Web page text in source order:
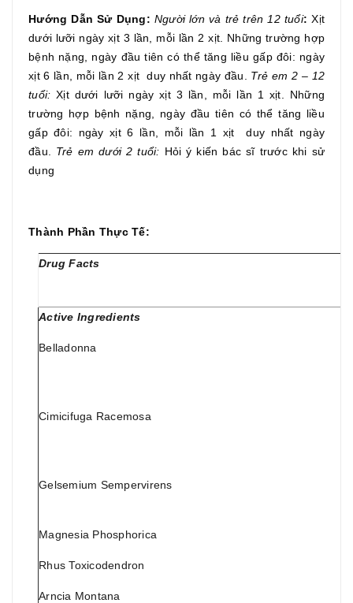
Hướng Dẫn Sử Dụng: Người lớn và trẻ trên 12 tuổi:Xịt
dưới lưỡi ngày xịt 3 lần, mỗi lần 2 xịt. Những trường hợp
bệnh nặng, ngày đầu tiên có thể tăng liều gấp đôi: ngày
xịt 6 lần, mỗi lần 2 xịt duy nhất ngày đầu. Trẻ em 2 – 12
tuổi:Xịt dưới lưỡi ngày xịt 3 lần, mỗi lần 1 xịt. Những
trường hợp bệnh nặng, ngày đầu tiên có thể tăng liều
gấp đôi: ngày xịt 6 lần, mỗi lần 1 xịt duy nhất ngày
đầu. Trẻ em dưới 2 tuổi: Hỏi ý kiến bác sĩ trước khi sử
dụng
Thành Phần Thực Tế:
Drug Facts
Active Ingredients
Belladonna
Cimicifuga Racemosa
Gelsemium Sempervirens
Magnesia Phosphorica
Rhus Toxicodendron
Arncia Montana